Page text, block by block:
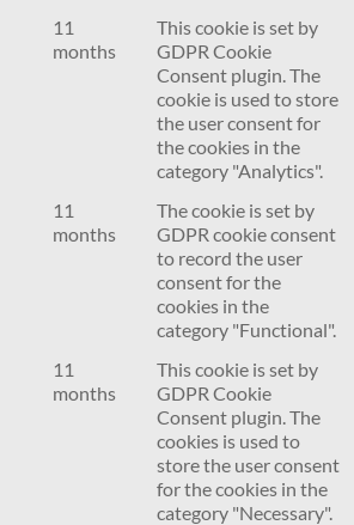
11
months
This cookie is set by
GDPR Cookie
Consent plugin. The
cookie is used to store
the user consent for
the cookies in the
category "Analytics".
11
months
The cookie is set by
GDPR cookie consent
to record the user
consent for the
cookies in the
category "Functional".
11
months
This cookie is set by
GDPR Cookie
Consent plugin. The
cookies is used to
store the user consent
for the cookies in the
category "Necessary".